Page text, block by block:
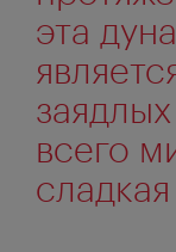
эта
всего